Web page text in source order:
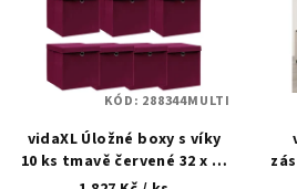
d
vidaXL Úložné boxy s víky
10 ks tmavě červené 32 x 32
x 32 cm textil
KÓD: 288344MULTI